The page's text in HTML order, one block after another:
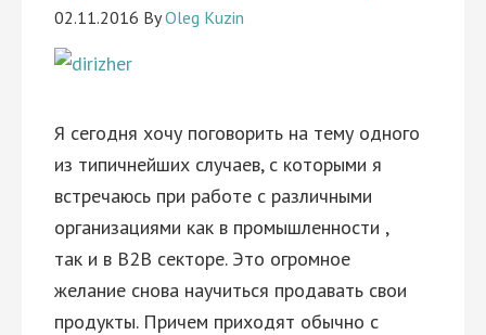
02.11.2016 ByOleg Kuzin
Я сегодня хочу поговорить на тему одного
из типичнейших случаев, с которыми я
встречаюсь при работе с различными
организациями как в промышленности ,
так и в B2B секторе. Это огромное
желание снова научиться продавать свои
продукты. Причем приходят обычно с